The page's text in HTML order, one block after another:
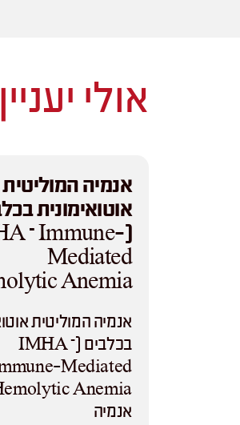
אולי
אנמיה המוליטית
אוטואימונית
– Immune-
Mediated
Anemia)
אנמיה המוליטית
בכלבים (IMHA –
Mediated
אנמיה